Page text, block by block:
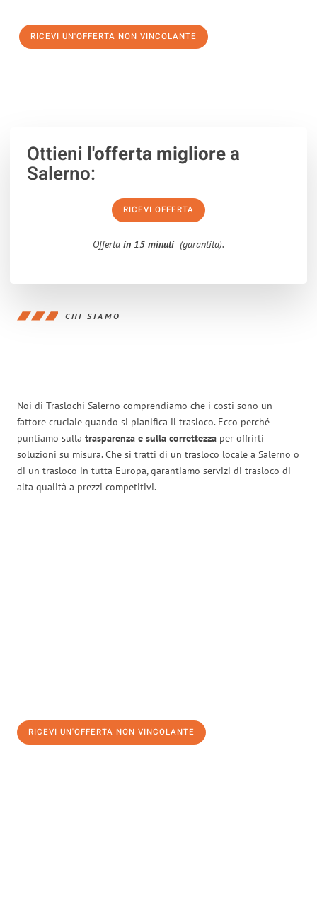
RICEVI UN'OFFERTA NON VINCOLANTE
Ottieni l'offerta migliorea
Salerno:
RICEVI OFFERTA
Offerta in 15 minuti (garantita).
CHI SIAMO
Noi di Traslochi Salerno comprendiamo che i costi sono un
fattore cruciale quando si pianifica il trasloco. Ecco perché
puntiamo sulla trasparenza e sulla correttezza per offrirti
soluzioni su misura. Che si tratti di un trasloco locale a Salerno o
di un trasloco in tutta Europa, garantiamo servizi di trasloco di
alta qualità a prezzi competitivi.
RICEVI UN'OFFERTA NON VINCOLANTE